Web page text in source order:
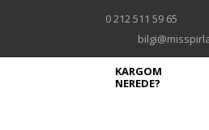
0 212 511 59 65
KARGOM
NEREDE?